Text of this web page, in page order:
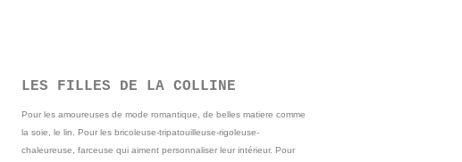
LES FILLES DE LA COLLINE
Pour les amoureuses de mode romantique, de belles matiere comme
la soie, le lin. Pour les bricoleuse-tripatouilleuse-rigoleuse-
chaleureuse, farceuse qui aiment personnaliser leur intérieur. Pour